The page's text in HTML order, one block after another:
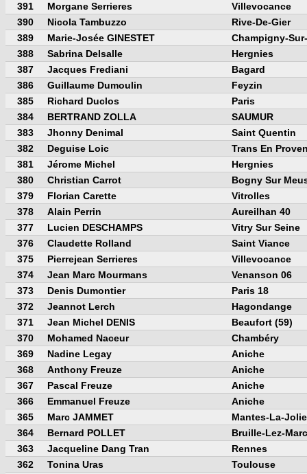
391
Morgane Serrieres
Villevocance
390
Nicola Tambuzzo
Rive-De-Gier
389
Marie-Josée GINESTET
Champigny-
388
Sabrina Delsalle
Hergnies
387
Jacques Frediani
Bagard
386
Guillaume Dumoulin
Feyzin
385
Richard Duclos
Paris
384
BERTRAND ZOLLA
SAUMUR
383
Jhonny Denimal
Saint Quentin
382
Deguise Loic
Trans En
381
Jérome Michel
Hergnies
380
Christian Carrot
Bogny Sur
379
Florian Carette
Vitrolles
378
Alain Perrin
Aureilhan 40
377
Lucien DESCHAMPS
Vitry Sur Seine
376
Claudette Rolland
Saint Viance
375
Pierrejean Serrieres
Villevocance
374
Jean Marc Mourmans
Venanson 06
373
Denis Dumontier
Paris 18
372
Jeannot Lerch
Hagondange
371
Jean Michel DENIS
Beaufort (59)
370
Mohamed Naceur
Chambéry
369
Nadine Legay
Aniche
368
Anthony Freuze
Aniche
367
Pascal Freuze
Aniche
366
Emmanuel Freuze
Aniche
365
Marc JAMMET
Mantes-La-Jolie
364
Bernard POLLET
Bruille-Lez-
363
Jacqueline Dang Tran
Rennes
362
Tonina Uras
Toulouse